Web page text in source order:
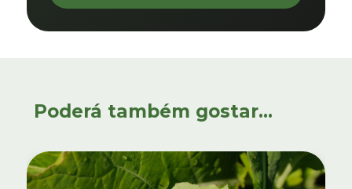
Poderá também gostar...